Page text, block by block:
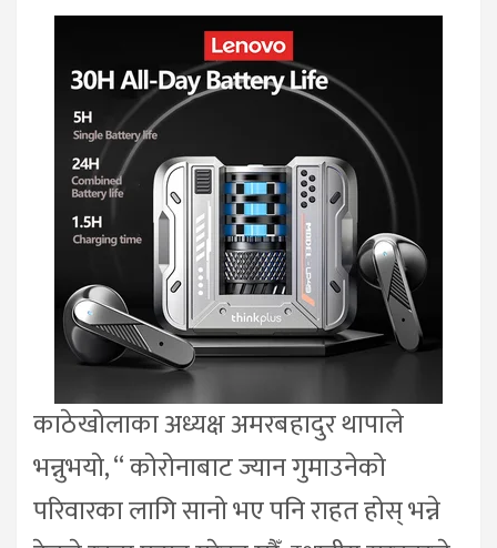
काठेखोलाका अध्यक्ष अमरबहादुर थापाले
भन्नुभयो, “ कोरोनाबाट ज्यान गुमाउनेको
परिवारका लागि सानो भए पनि राहत होस् भन्ने